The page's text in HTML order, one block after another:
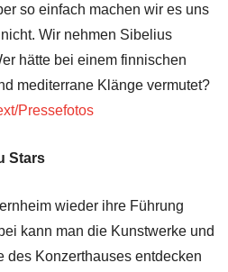
so einfach machen wir es uns
Wir nehmen Sibelius
hätte bei einem finnischen
mediterrane Klänge vermutet?
Pressefotos
Stars
wieder ihre Führung
kann man die Kunstwerke und
des Konzerthauses entdecken